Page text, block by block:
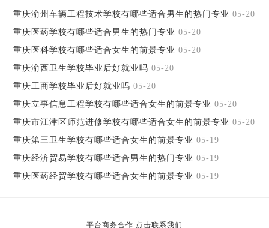
重庆渝州车辆工程技术学校有哪些适合男生的热门专业 05-20
重庆医药学校有哪些适合男生的热门专业 05-20
重庆医科学校有哪些适合女生的前景专业 05-20
重庆渝西卫生学校毕业后好就业吗 05-20
重庆工商学校毕业后好就业吗 05-20
重庆立事信息工程学校有哪些适合女生的前景专业 05-20
重庆市江津区师范进修学校有哪些适合女生的前景专业 05-20
重庆第三卫生学校有哪些适合女生的前景专业 05-19
重庆经济贸易学校有哪些适合男生的热门专业 05-19
重庆医药经贸学校有哪些适合女生的前景专业 05-19
平台商务合作:点击联系我们